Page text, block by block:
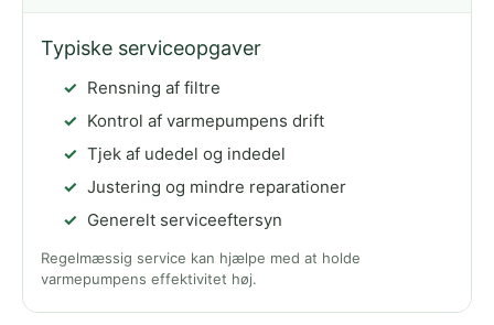
Typiske serviceopgaver
Rensning af filtre
Kontrol af varmepumpens drift
Tjek af udedel og indedel
Justering og mindre reparationer
Generelt serviceeftersyn
Regelmæssig service kan hjælpe med at holde
varmepumpens effektivitet høj.